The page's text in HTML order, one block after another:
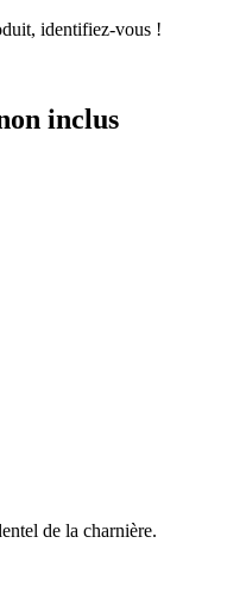
identifiez-vous !
inclus
de la charnière.